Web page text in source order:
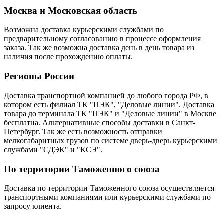
Москва и Московская область
Возможна доставка курьерскими службами по
предварительному согласованию в процессе оформления
заказа. Так же возможна доставка день в день товара из
наличия после прохождению оплаты.
Регионы России
Доставка транспортной компанией до любого города РФ, в
котором есть филиал ТК "ПЭК", "Деловые линии". Доставка
товара до терминала ТК "ПЭК" и "Деловые линии" в Москве
бесплатна. Альтернативные способы доставки в Санкт-
Петербург. Так же есть возможность отправки
мелкогабаритных грузов по системе дверь-дверь курьерскими
службами "СДЭК" и "КСЭ".
По территории Таможенного союза
Доставка по территории Таможенного союза осуществляется
транспортными компаниями или курьерскими службами по
запросу клиента.